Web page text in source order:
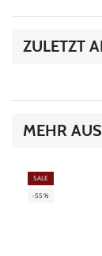
ZULETZT
MEHR
SALE
-55%